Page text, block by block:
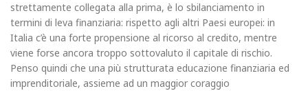
strettamente collegata alla prima, è lo sbilanciamento in
termini di leva finanziaria: rispetto agli altri Paesi europei: in
Italia c’è una forte propensione al ricorso al credito, mentre
viene forse ancora troppo sottovaluto il capitale di rischio.
Penso quindi che una più strutturata educazione finanziaria ed
imprenditoriale, assieme ad un maggior coraggio